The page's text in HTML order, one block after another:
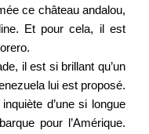
ce château andalou,
Et pour cela, il est
il est si brillant qu’un
lui est proposé.
d’une si longue
pour l’Amérique.